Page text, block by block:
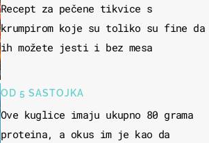
Recept za pečene tikvice s
krumpirom koje su toliko su fine da
ih možete jesti i bez mesa
OD 5 SASTOJKA
Ove kuglice imaju ukupno 80 grama
proteina, a okus im je kao da